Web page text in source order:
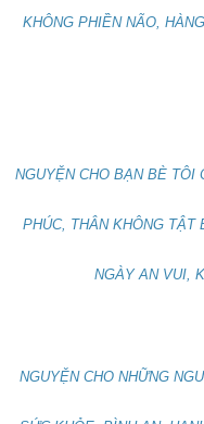
KHÔNG PHIỀN NÃO,
NGUYỆN CHO BẠN BÈ
PHÚC, THÂN KHÔNG TẬT
NGÀY AN VUI,
NGUYỆN CHO NHỮNG